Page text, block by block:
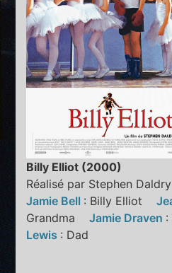
Billy Elliot (2000)
Réalisé par Stephen Daldry
Jamie Bell : Billy Elliot
GrandmaJamie Draven
Lewis : Dad